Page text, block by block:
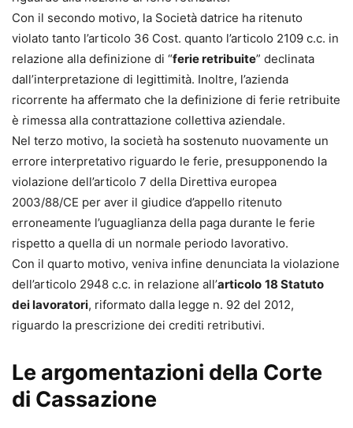
Con il secondo motivo, la Società datrice ha ritenuto
violato tanto l’articolo 36 Cost. quanto l’articolo 2109 c.c. in
relazione alla definizione di “ferie retribuite” declinata
dall’interpretazione di legittimità. Inoltre, l’azienda
ricorrente ha affermato che la definizione di ferie retribuite
è rimessa alla contrattazione collettiva aziendale.
Nel terzo motivo, la società ha sostenuto nuovamente un
errore interpretativo riguardo le ferie, presupponendo la
violazione dell’articolo 7 della Direttiva europea
2003/88/CE per aver il giudice d’appello ritenuto
erroneamente l’uguaglianza della paga durante le ferie
rispetto a quella di un normale periodo lavorativo.
Con il quarto motivo, veniva infine denunciata la violazione
dell’articolo 2948 c.c. in relazione all’articolo 18 Statuto
dei lavoratori, riformato dalla legge n. 92 del 2012,
riguardo la prescrizione dei crediti retributivi.
Le argomentazioni della Corte
di Cassazione